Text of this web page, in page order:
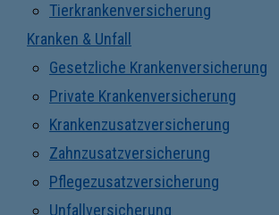
Tierkrankenversicherung
Kranken & Unfall
Gesetzliche Krankenversicherung
Private Krankenversicherung
Krankenzusatzversicherung
Zahnzusatzversicherung
Pflegezusatzversicherung
Unfallversicherung